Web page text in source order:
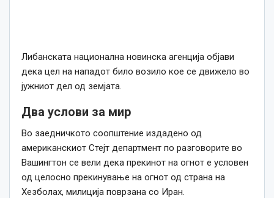
Либанската национална новинска агенција објави
дека цел на нападот било возило кое се движело во
јужниот дел од земјата.
Два услови за мир
Во заедничкото соопштение издадено од
американскиот Стејт департмент по разговорите во
Вашингтон се вели дека прекинот на огнот е условен
од целосно прекинување на огнот од страна на
Хезболах, милиција поврзана со Иран.